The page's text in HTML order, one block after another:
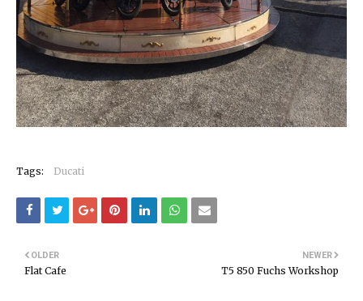
Tags: Ducati
NEWER
T5 850 Fuchs Workshop
OLDER
Flat Cafe